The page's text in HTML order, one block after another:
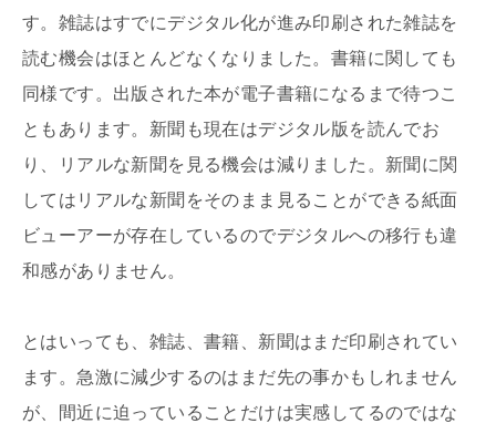
す。雑誌はすでにデジタル化が進み印刷された雑誌を
読む機会はほとんどなくなりました。書籍に関しても
同様です。出版された本が電子書籍になるまで待つこ
ともあります。新聞も現在はデジタル版を読んでお
り、リアルな新聞を見る機会は減りました。新聞に関
してはリアルな新聞をそのまま見ることができる紙面
ビューアーが存在しているのでデジタルへの移行も違
和感がありません。
とはいっても、雑誌、書籍、新聞はまだ印刷されてい
ます。急激に減少するのはまだ先の事かもしれません
が、間近に迫っていることだけは実感してるのではな